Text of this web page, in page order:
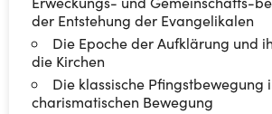
der Entstehung der Evangelikalen
Die Epoche der Aufklärung und
die Kirchen
Die klassische Pfingstbewegung
charismatischen Bewegung